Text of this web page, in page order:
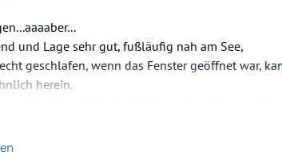
und Lage sehr gut, fußläufig nah am See,
geschlafen, wenn das Fenster geöffnet war,
herein.